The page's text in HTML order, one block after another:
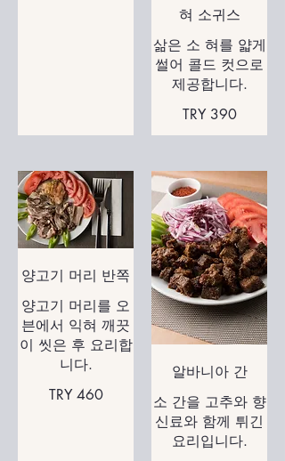
혀 소귀스
삶은 소 혀를 얇게
썰어 콜드 컷으로
제공합니다.
TRY 390
양고기 머리 반쪽
양고기 머리를 오
븐에서 익혀 깨끗
이 씻은 후 요리합
니다.
TRY 460
알바니아 간
소 간을 고추와 향
신료와 함께 튀긴
요리입니다.